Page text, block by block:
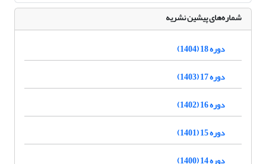
شماره‌های پیشین نشریه
دوره 18 (1404)
دوره 17 (1403)
دوره 16 (1402)
دوره 15 (1401)
دوره 14 (1400)